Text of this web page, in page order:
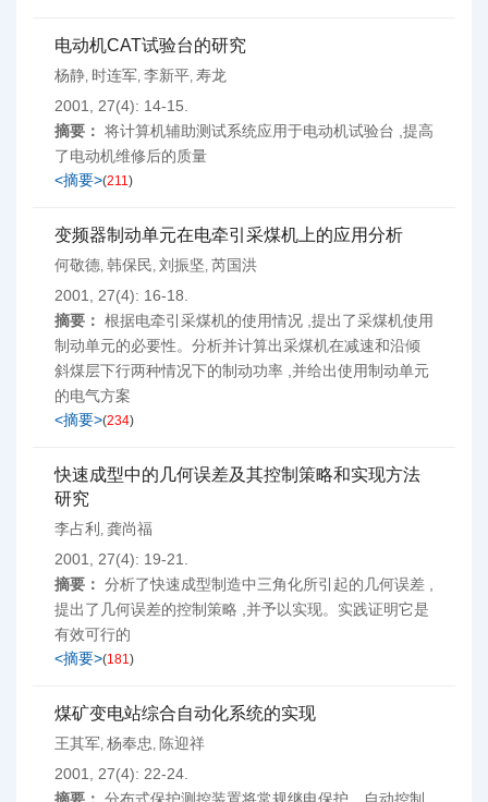
电动机CAT试验台的研究
杨静, 时连军, 李新平, 寿龙
2001, 27(4): 14-15.
摘要： 将计算机辅助测试系统应用于电动机试验台 ,提高
了电动机维修后的质量
<摘要>(211)
变频器制动单元在电牵引采煤机上的应用分析
何敬德, 韩保民, 刘振坚, 芮国洪
2001, 27(4): 16-18.
摘要： 根据电牵引采煤机的使用情况 ,提出了采煤机使用
制动单元的必要性。分析并计算出采煤机在减速和沿倾
斜煤层下行两种情况下的制动功率 ,并给出使用制动单元
的电气方案
<摘要>(234)
快速成型中的几何误差及其控制策略和实现方法
研究
李占利 , 龚尚福
2001, 27(4): 19-21.
摘要： 分析了快速成型制造中三角化所引起的几何误差 ,
提出了几何误差的控制策略 ,并予以实现。实践证明它是
有效可行的
<摘要>(181)
煤矿变电站综合自动化系统的实现
王其军, 杨奉忠 , 陈迎祥
2001, 27(4): 22-24.